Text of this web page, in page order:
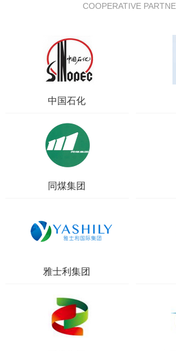
COOPERATIVE
中国石化
同煤集团
雅士利集团